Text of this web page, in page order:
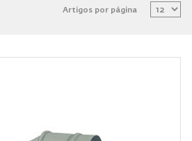
Artigos por página